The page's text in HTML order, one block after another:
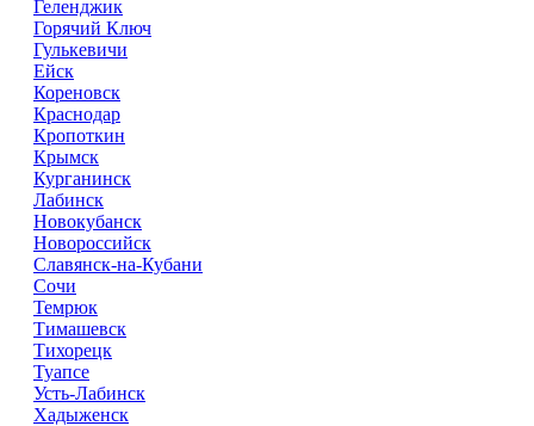
Геленджик
Горячий Ключ
Гулькевичи
Ейск
Кореновск
Краснодар
Кропоткин
Крымск
Курганинск
Лабинск
Новокубанск
Новороссийск
Славянск-на-Кубани
Сочи
Темрюк
Тимашевск
Тихорецк
Туапсе
Усть-Лабинск
Хадыженск